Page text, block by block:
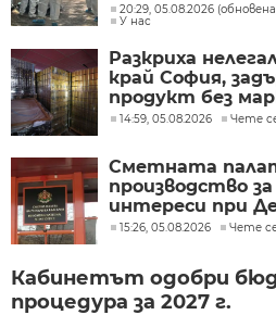
20:29, 05.08.2026
У нас
Разкриха
край София,
продукт без
14:59, 05.08.2026 Чете
Сметната
производство
интереси при
15:26, 05.08.2026 Чете
Кабинетът одобри
процедура за 2027 г.